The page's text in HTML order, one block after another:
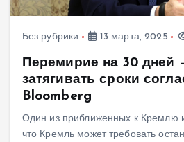
Без рубрики 13 марта, 2025
Перемирие на 30 дней
затягивать сроки
Bloomberg
Один из приближенных к Кремлю
что Кремль может требовать